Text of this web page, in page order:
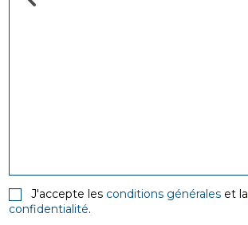
J'accepte les conditions généraleset la
confidentialité.